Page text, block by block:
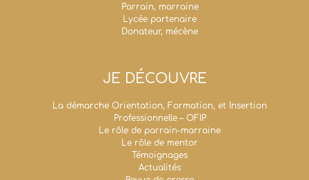
Parrain, marraine
Lycée partenaire
Donateur, mécène
JE DÉCOUVRE
La démarche Orientation, Formation, et Insertion
Professionnelle – OFIP
Le rôle de parrain-marraine
Le rôle de mentor
Témoignages
Actualités